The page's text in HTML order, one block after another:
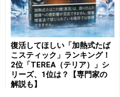
どの無線LAN対応機器で利
フトなどを利用すればノート
スポイントになることも可能
を出せるような気軽さは全
をオンにすれば無線LANア
復活してほしい「加熱式たば
こスティック」ランキング！
2位「TEREA（テリア）」シ
リーズ、1位は？【専門家の
解説も】